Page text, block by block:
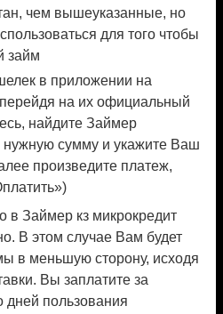
чем вышеуказанные, но
для того чтобы
займ
в приложении на
на их официальный
найдите Займер
нужную сумму и укажите Ваш
произведите платеж,
в Займер кз микрокредит
В этом случае Вам будет
в меньшую сторону, исходя
Вы заплатите за
дней пользования